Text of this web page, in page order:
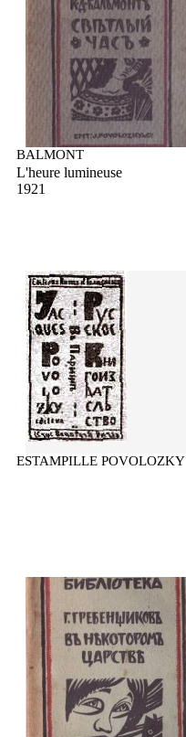
BALMONT
L'heure lumineuse
1921
ESTAMPILLE POVOLOZKY